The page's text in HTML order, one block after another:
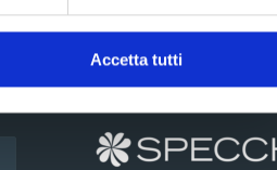
Accetta tutti
Contatti